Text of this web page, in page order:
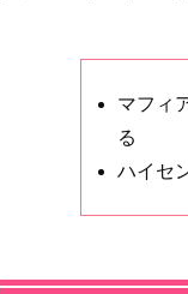
マフィ
る
ハイセ